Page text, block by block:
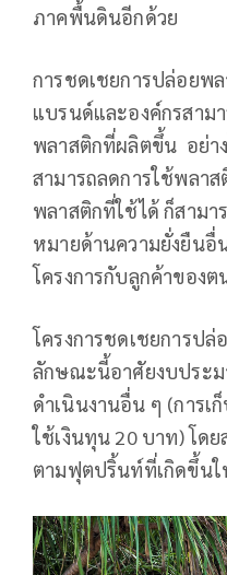
ภาคพื้นดินอีกด้วย
การชดเชยการปล่อยพ
แบรนด์และองค์กรสา
พลาสติกที่ผลิตขึ้น อย่า
สามารถลดการใช้พลา
พลาสติกที่ใช้ได้ ก็สามา
หมายด้านความยั่งยืน
โครงการกับลูกค้าของต
โครงการชดเชยการป
ลักษณะนี้อาศัยงบประม
ดำเนินงานอื่น ๆ (การเ
ใช้เงินทุน 20 บาท) โด
ตามฟุตปริ้นท์ที่เกิดขึ้น